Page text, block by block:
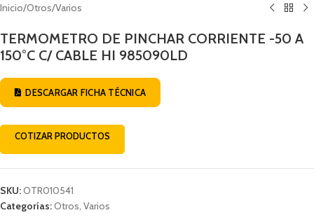
Inicio/Otros/Varios
TERMOMETRO DE PINCHAR CORRIENTE -50 A
150°C C/ CABLE HI 985090LD
DESCARGAR FICHA TÉCNICA
COTIZAR PRODUCTOS
SKU:OTR010541
Categorías:Otros, Varios